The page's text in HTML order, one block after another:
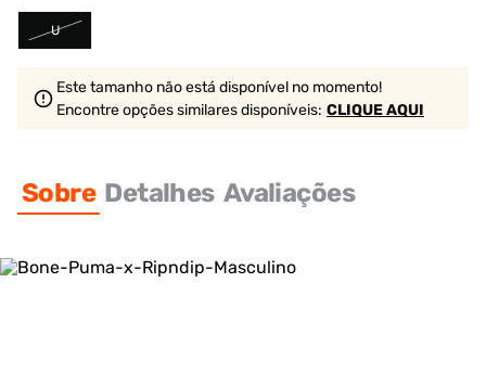
U
Este tamanho não está disponível no momento!
Encontre opções similaresdisponíveis: CLIQUE AQUI
Sobre Detalhes Avaliações